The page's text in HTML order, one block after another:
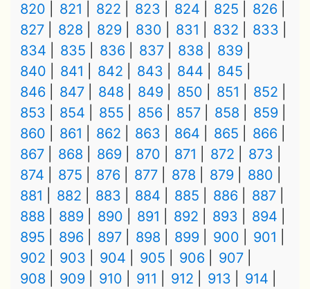
820
821 822 823 824 825
826
827
828 829 830 831 832
833
834
835 836 837 838
839
840
841 842 843 844
845
846
847 848 849 850 851
852
853
854 855 856 857 858
859
860
861 862 863 864 865
866
867
868 869 870 871 872
873
874
875 876 877 878 879
880
881
882 883 884 885 886
887
888
889 890 891 892 893
894
895
896 897 898 899 900
901
902
903 904 905 906
907
908
909 910 911 912 913
914